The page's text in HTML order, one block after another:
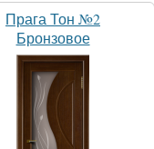
Прага Тон №2
Бронзовое